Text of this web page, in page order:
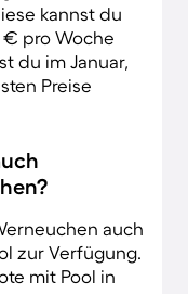
kannst du
€ pro Woche
du im Januar,
Preise
auch
zur Verfügung.
mit Pool in